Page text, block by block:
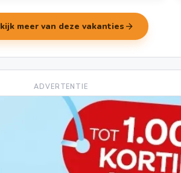
meer van deze vakanties arrow_forward
ADVERTENTIE